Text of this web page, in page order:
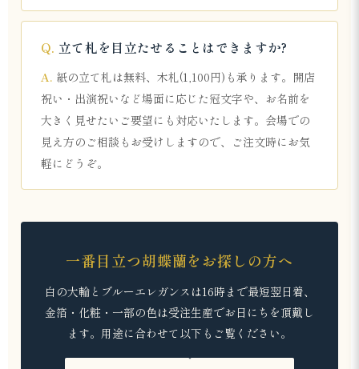
立て札を目立たせることはできますか?
紙の立て札は無料、木札(1,100円)も承ります。開店
祝い・出演祝いなど場面に応じた冠文字や、お名前を
大きく見せたいご要望にも対応いたします。会場での
見え方のご相談もお受けしますので、ご注文時にお気
軽にどうぞ。
一番目立つ胡蝶蘭をお探しの方へ
白の大輪とブルーエレガンスは16時まで最短翌日着、
金箔・化粧・一部の色は受注生産でお日にちを頂戴し
ます。用途に合わせて以下もご覧ください。